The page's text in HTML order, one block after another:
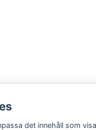
det innehåll som